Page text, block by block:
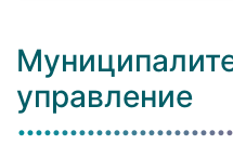
управление